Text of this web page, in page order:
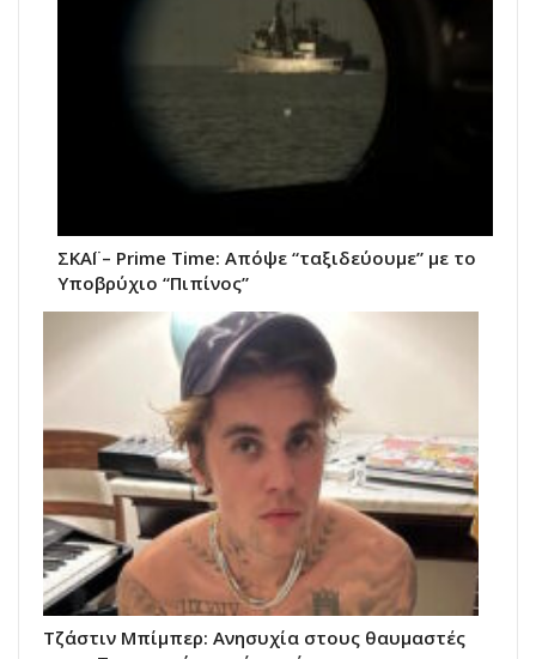
ΣΚΑΪ – Prime Time: Απόψε “ταξιδεύουμε” με το
Υποβρύχιο “Πιπίνος”
Τζάστιν Μπίμπερ: Ανησυχία στους θαυμαστές